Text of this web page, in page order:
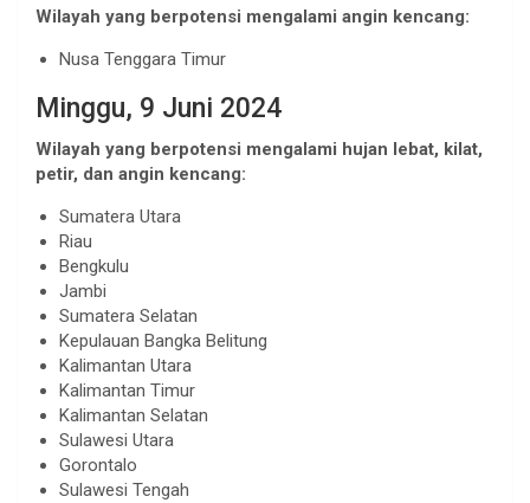
Wilayah yang berpotensi mengalami angin kencang:
Nusa Tenggara Timur
Minggu, 9 Juni 2024
Wilayah yang berpotensi mengalami hujan lebat, kilat,
petir, dan angin kencang:
Sumatera Utara
Riau
Bengkulu
Jambi
Sumatera Selatan
Kepulauan Bangka Belitung
Kalimantan Utara
Kalimantan Timur
Kalimantan Selatan
Sulawesi Utara
Gorontalo
Sulawesi Tengah